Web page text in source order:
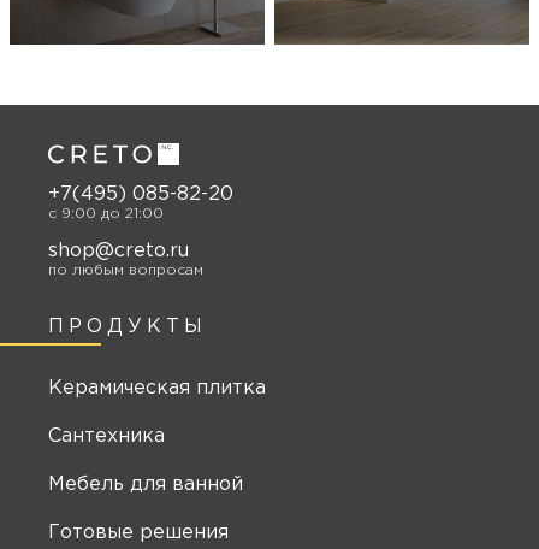
ПРОДУКТЫ
Керамическая плитка
Сантехника
Мебель для ванной
Готовые решения
+7(495) 085-82-20
c 9:00 до 21:00
shop@creto.ru
по любым вопросам